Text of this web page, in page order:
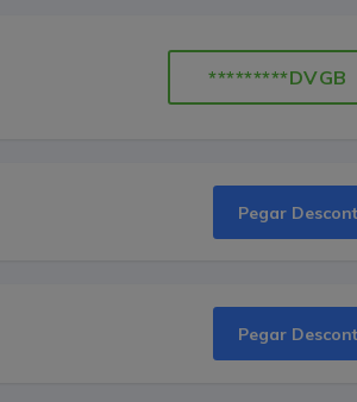
*********DVGB
Pegar
Pegar